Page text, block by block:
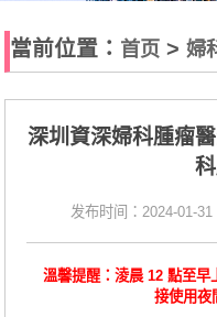
當前位置： 首页 >婦
深圳資深婦科腫瘤
发布时间：2024-01-
溫馨提醒：淩晨 12 點至
接使用夜